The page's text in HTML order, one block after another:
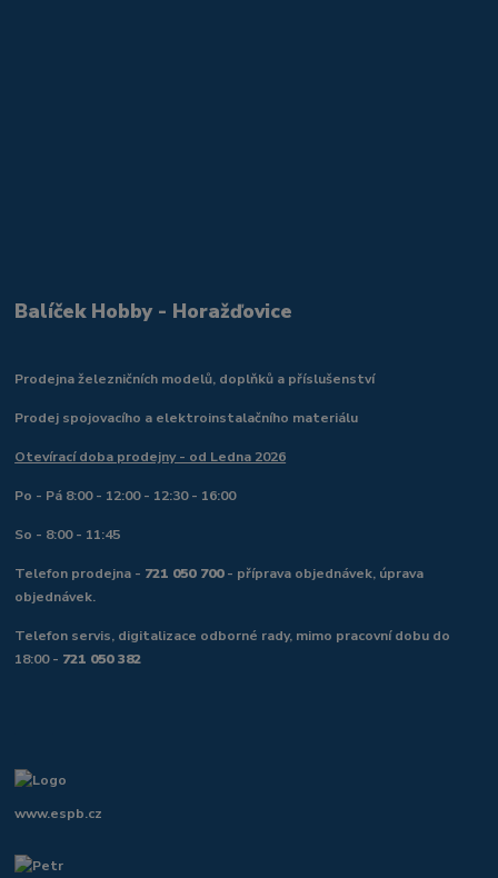
Balíček Hobby - Horažďovice
Prodejna železničních modelů, doplňků a příslušenství
Prodej spojovacího a elektroinstalačního materiálu
Otevírací doba prodejny - od Ledna 2026
Po - Pá 8:00 - 12:00 - 12:30 - 16:00
So - 8:00 - 11:45
Telefon prodejna - 721 050 700- příprava objednávek, úprava
objednávek.
Telefon servis, digitalizace odborné rady, mimo pracovní dobu do
18:00 - 721 050 382
www.espb.cz